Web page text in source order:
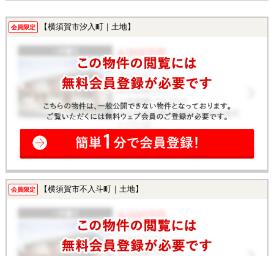
会員限定 【横須賀市汐入町｜土地】
会員限定 【横須賀市不入斗町｜土地】